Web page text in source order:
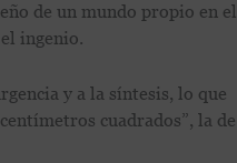
de un mundo propio en el
ingenio.
y a la síntesis, lo que
cuadrados”, la de